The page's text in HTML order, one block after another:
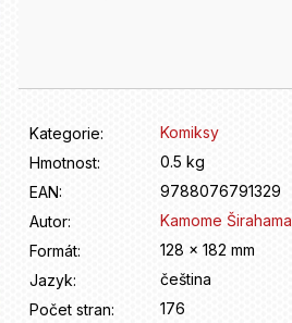
Kategorie:
Komiksy
Hmotnost:
0.5 kg
EAN:
9788076791329
Autor:
Kamome Širahama
Formát:
128 x 182 mm
Jazyk:
čeština
Počet stran:
176
r
u
č
u
e
m
e